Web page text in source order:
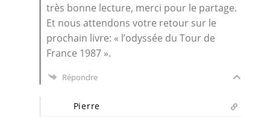
très bonne lecture, merci pour le partage.
Et nous attendons votre retour sur le
prochain livre: « l’odyssée du Tour de
France 1987 ».
Répondre
Pierre